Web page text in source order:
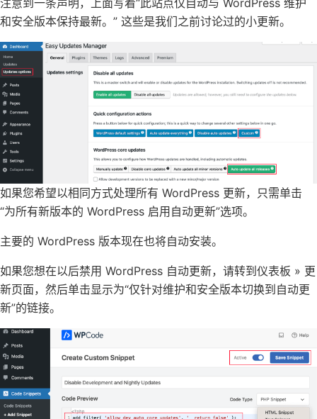
和安全版本保持最新。” 这些是我们之前讨论过的小更新。
如果您希望以相同方式处理所有 WordPress 更新，只需单击
“为所有新版本的 WordPress 启用自动更新”选项。
主要的 WordPress 版本现在也将自动安装。
如果您想在以后禁用 WordPress 自动更新，请转到仪表板 » 更
新页面，然后单击显示为“仅针对维护和安全版本切换到自动更
新”的链接。